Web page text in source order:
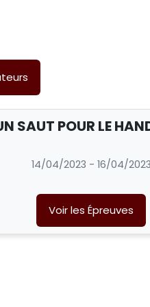
SAUT POUR LE
14/04/2023 - 16/04/2023
Voir les Épreuves